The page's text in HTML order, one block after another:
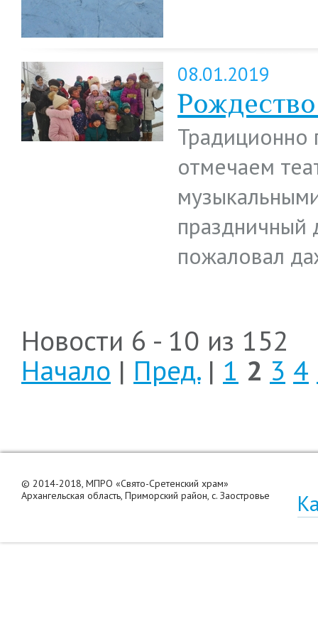
08.01.2019
отмечаем
праздничный
пожаловал
Новости 6 - 10 из 152
Начало | Пред.| 1 2 3 4
© 2014-2018, МПРО «Свято-Сретенский храм»
Архангельская область, Приморский район, с. Заостровье